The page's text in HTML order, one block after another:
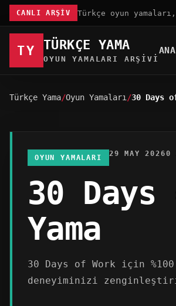
CANLI ARŞIV Türkçe oyun
TY TÜRKÇE YAMA
OYUN YAMALARI ARŞIVI
Türkçe Yama Oyun Yamaları 30 Days
OYUN YAMALARI 29 MAY 20260
30
Yama
30 Days of Work için
deneyiminizi